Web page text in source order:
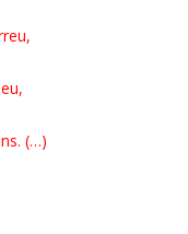
(…)